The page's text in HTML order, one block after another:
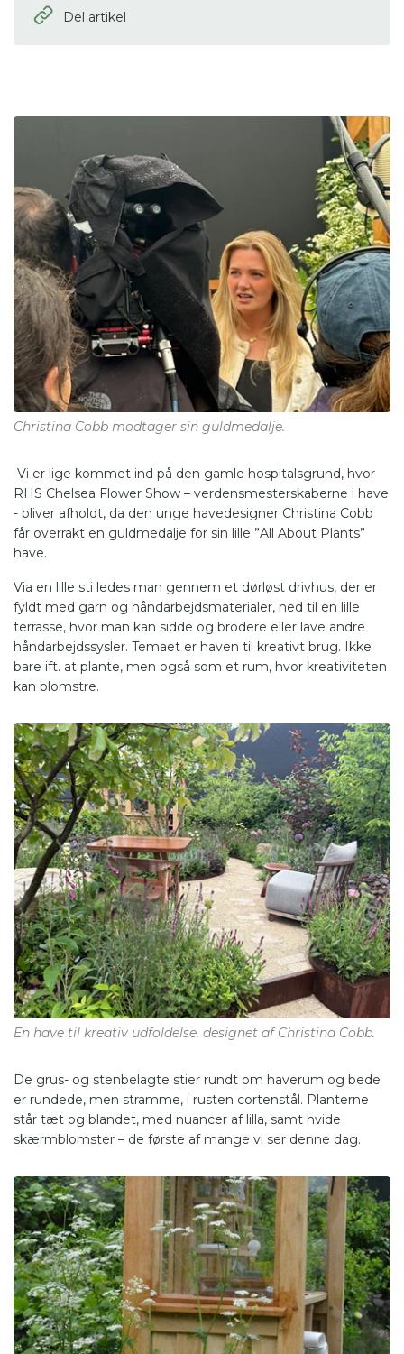
Christina Cobb modtager sin guldmedalje.
Vi er lige kommet ind på den gamle hospitalsgrund, hvor
RHS Chelsea Flower Show – verdensmesterskaberne i have
- bliver afholdt, da den unge havedesigner Christina Cobb
får overrakt en guldmedalje for sin lille ”All About Plants”
have.
Via en lille sti ledes man gennem et dørløst drivhus, der er
fyldt med garn og håndarbejdsmaterialer, ned til en lille
terrasse, hvor man kan sidde og brodere eller lave andre
håndarbejdssysler. Temaet er haven til kreativt brug. Ikke
bare ift. at plante, men også som et rum, hvor kreativiteten
kan blomstre.
En have til kreativ udfoldelse, designet af Christina Cobb.
De grus- og stenbelagte stier rundt om haverum og bede
er rundede, men stramme, i rusten cortenstål. Planterne
står tæt og blandet, med nuancer af lilla, samt hvide
skærmblomster – de første af mange vi ser denne dag.
Del artikel